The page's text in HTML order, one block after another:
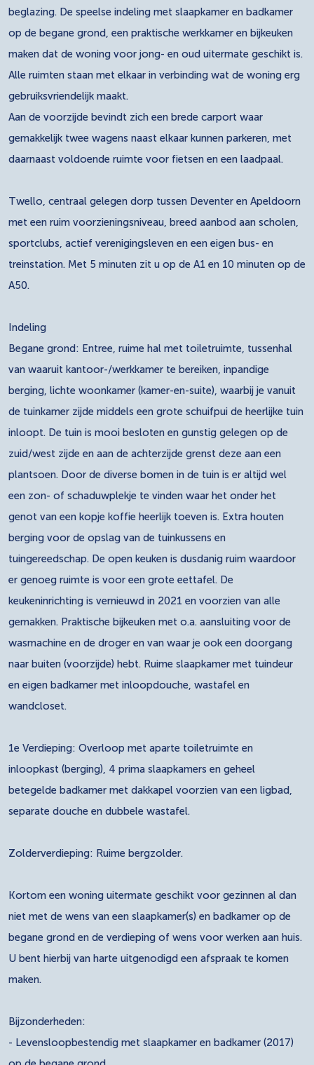
beglazing. De speelse indeling met slaapkamer en badkamer
op de begane grond, een praktische werkkamer en bijkeuken
maken dat de woning voor jong- en oud uitermate geschikt is.
Alle ruimten staan met elkaar in verbinding wat de woning erg
gebruiksvriendelijk maakt.
Aan de voorzijde bevindt zich een brede carport waar
gemakkelijk twee wagens naast elkaar kunnen parkeren, met
daarnaast voldoende ruimte voor fietsen en een laadpaal.
Twello, centraal gelegen dorp tussen Deventer en Apeldoorn
met een ruim voorzieningsniveau, breed aanbod aan scholen,
sportclubs, actief verenigingsleven en een eigen bus- en
treinstation. Met 5 minuten zit u op de A1 en 10 minuten op de
A50.
Indeling
Begane grond: Entree, ruime hal met toiletruimte, tussenhal
van waaruit kantoor-/werkkamer te bereiken, inpandige
berging, lichte woonkamer (kamer-en-suite), waarbij je vanuit
de tuinkamer zijde middels een grote schuifpui de heerlijke tuin
inloopt. De tuin is mooi besloten en gunstig gelegen op de
zuid/west zijde en aan de achterzijde grenst deze aan een
plantsoen. Door de diverse bomen in de tuin is er altijd wel
een zon- of schaduwplekje te vinden waar het onder het
genot van een kopje koffie heerlijk toeven is. Extra houten
berging voor de opslag van de tuinkussens en
tuingereedschap. De open keuken is dusdanig ruim waardoor
er genoeg ruimte is voor een grote eettafel. De
keukeninrichting is vernieuwd in 2021 en voorzien van alle
gemakken. Praktische bijkeuken met o.a. aansluiting voor de
wasmachine en de droger en van waar je ook een doorgang
naar buiten (voorzijde) hebt. Ruime slaapkamer met tuindeur
en eigen badkamer met inloopdouche, wastafel en
wandcloset.
1e Verdieping: Overloop met aparte toiletruimte en
inloopkast (berging), 4 prima slaapkamers en geheel
betegelde badkamer met dakkapel voorzien van een ligbad,
separate douche en dubbele wastafel.
Zolderverdieping: Ruime bergzolder.
Kortom een woning uitermate geschikt voor gezinnen al dan
niet met de wens van een slaapkamer(s) en badkamer op de
begane grond en de verdieping of wens voor werken aan huis.
U bent hierbij van harte uitgenodigd een afspraak te komen
maken.
Bijzonderheden:
- Levensloopbestendig met slaapkamer en badkamer (2017)